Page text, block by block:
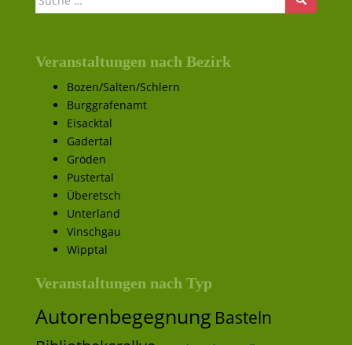
Veranstaltungen nach Bezirk
Bozen/Salten/Schlern
Burggrafenamt
Eisacktal
Gadertal
Gröden
Pustertal
Überetsch
Unterland
Vinschgau
Wipptal
Veranstaltungen nach Typ
Autorenbegegnung Basteln